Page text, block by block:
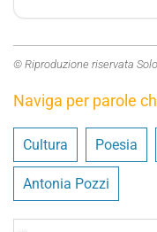
© Riproduzione riservata
Naviga per parole
Cultura Poesia
Antonia Pozzi